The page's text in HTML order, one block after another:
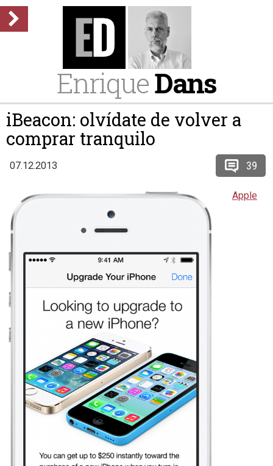
EnriqueDans
iBeacon: olvídate de volver a
comprar tranquilo
07.12.2013 39
Apple